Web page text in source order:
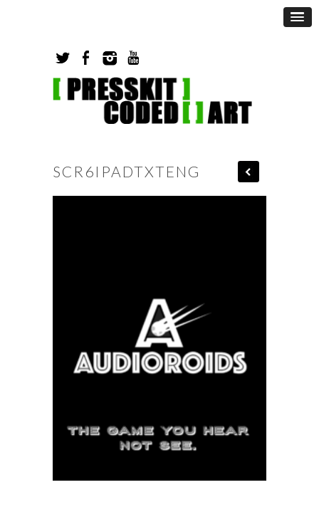
SCR6IPADTXTENG